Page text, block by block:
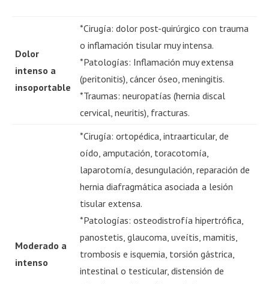
Dolor
intenso a
insoportable
*Cirugía: dolor post-quirúrgico con trauma
o inflamación tisular muy intensa.
*Patologías: Inflamación muy extensa
(peritonitis), cáncer óseo, meningitis.
*Traumas: neuropatías (hernia discal
cervical, neuritis), fracturas.
Moderado a
intenso
*Cirugía: ortopédica, intraarticular, de
oído, amputación, toracotomía,
laparotomía, desungulación, reparación de
hernia diafragmática asociada a lesión
tisular extensa.
*Patologías: osteodistrofía hipertrófica,
panostetis, glaucoma, uveítis, mamitis,
trombosis e isquemia, torsión gástrica,
intestinal o testicular, distensión de